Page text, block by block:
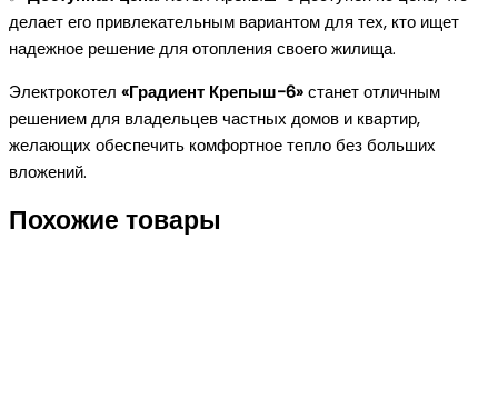
делает его привлекательным вариантом для тех, кто ищет
надежное решение для отопления своего жилища.
Электрокотел «Градиент Крепыш-6»станет отличным
решением для владельцев частных домов и квартир,
желающих обеспечить комфортное тепло без больших
вложений.
Похожие товары